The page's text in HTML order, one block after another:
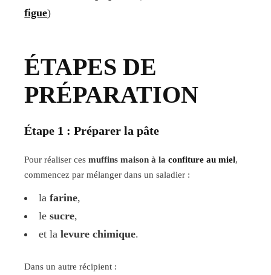
figue)
ÉTAPES DE
PRÉPARATION
Étape 1 : Préparer la pâte
Pour réaliser cesmuffins maison à la confiture au miel,
commencez par mélanger dans un saladier :
lafarine,
le sucre,
et lalevure chimique.
Dans un autre récipient :